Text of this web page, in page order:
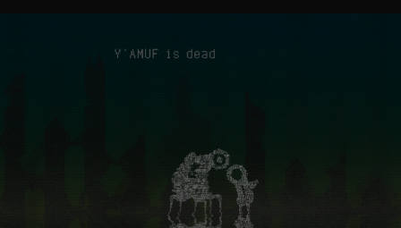
me conformé con ver cómo se desarrollaba. Pero esta falta de
gustará mucho este juego, tanto por su gran historia como por sus
sorprendentes efectos visuales monocromos. Realmente es una
experiencia increíblemente envolvente, es una pena que no haya un
poco más que hacer por el camino.